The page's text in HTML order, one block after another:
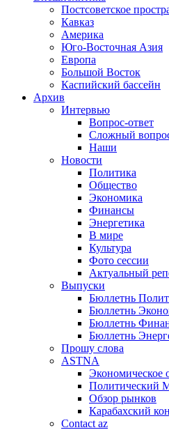
Постсоветское
Кавказ
Америка
Юго-Восточная Азия
Европа
Большой Восток
Каспийский бассейн
Архив
Интервью
Вопрос-ответ
Сложный
Наши
Новости
Политика
Общество
Экономика
Финансы
Энергетика
В мире
Культура
Фото сессии
Актуальный
Выпуски
Бюллетнь
Бюллетнь
Бюллетнь
Бюллетнь
Прошу слова
ASTNA
Экономическое
Политический
Обзор рынков
Карабахский
Contact az